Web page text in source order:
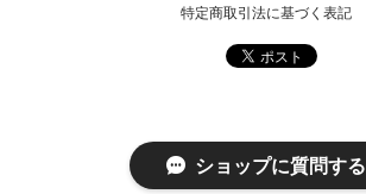
特定商取引法に基づく表記
ショップに質問する